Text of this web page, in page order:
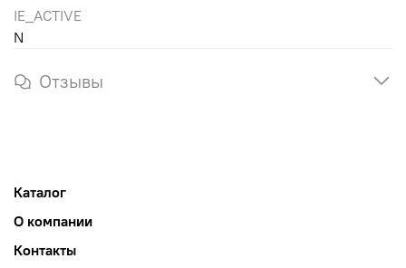
IE_ACTIVE
N
Отзывы
Каталог
О компании
Контакты